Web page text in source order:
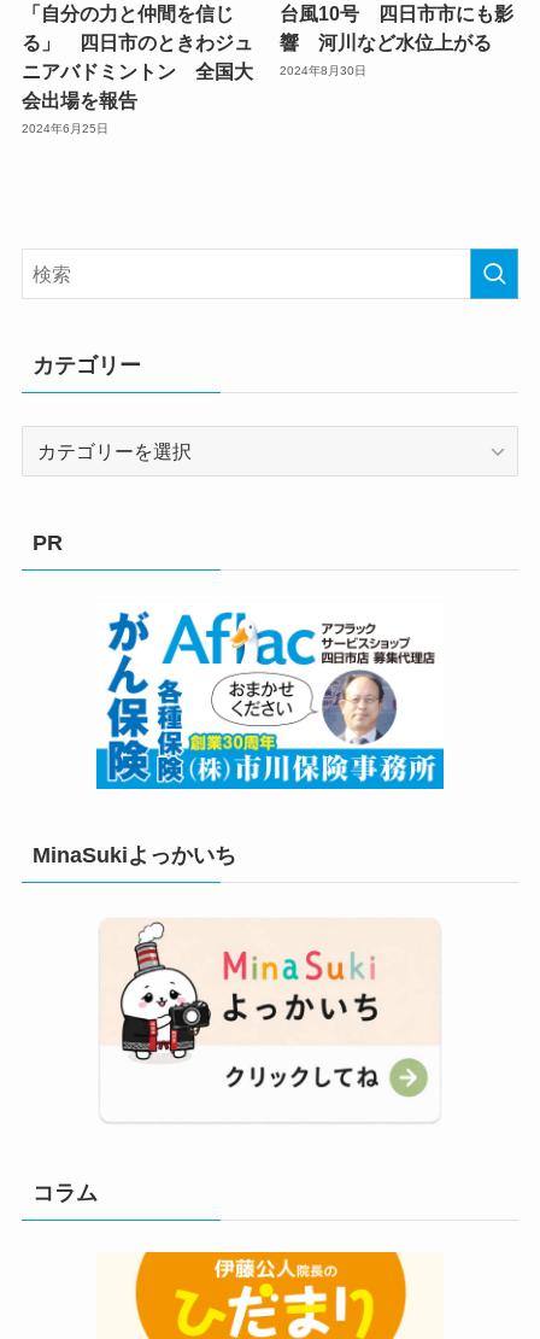
「自分の力と仲間を信じ
る」 四日市のときわジュ
ニアバドミントン 全国大
会出場を報告
2024年6月25日
台風10号 四日市市にも影
響 河川など水位上がる
2024年8月30日
カテゴリー
PR
MinaSukiよっかいち
コラム